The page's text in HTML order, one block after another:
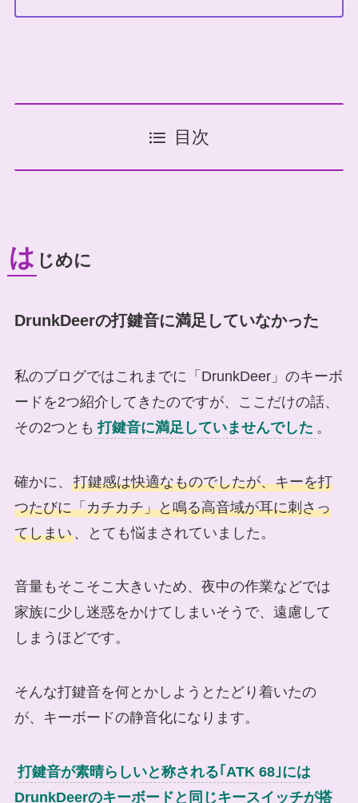
目次
は じめに
DrunkDeerの打鍵音に満足していなかった
私のブログではこれまでに「DrunkDeer」のキーボ
ードを2つ紹介してきたのですが、ここだけの話、
その2つとも 打鍵音に満足していませんでした 。
確かに、 打鍵感は快適なものでしたが、キーを打
つたびに「カチカチ」と鳴る高音域が耳に刺さっ
てしまい、とても悩まされていました。
音量もそこそこ大きいため、夜中の作業などでは
家族に少し迷惑をかけてしまいそうで、遠慮して
しまうほどです。
そんな打鍵音を何とかしようとたどり着いたの
が、キーボードの静音化になります。
打鍵音が素晴らしいと称される｢ATK 68｣には
DrunkDeerのキーボードと同じキースイッチが搭